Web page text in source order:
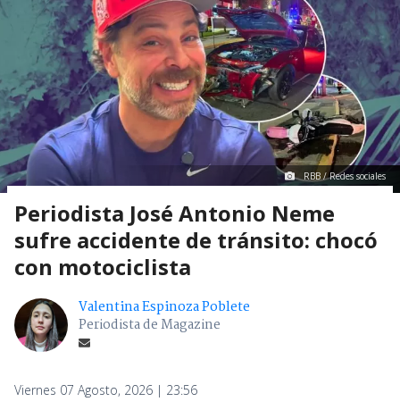
RBB / Redes sociales
Periodista José Antonio Neme
sufre accidente de tránsito: chocó
con motociclista
Valentina Espinoza Poblete
Periodista de Magazine
Viernes 07 Agosto, 2026 | 23:56